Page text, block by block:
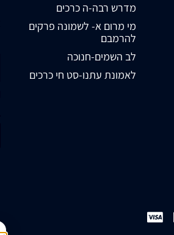
מדרש רבה-ה כרכים
מי מרום א- לשמונה פרקים
להרמבם
לב השמים-חנוכה
לאמונת עתנו-סט חי כרכים